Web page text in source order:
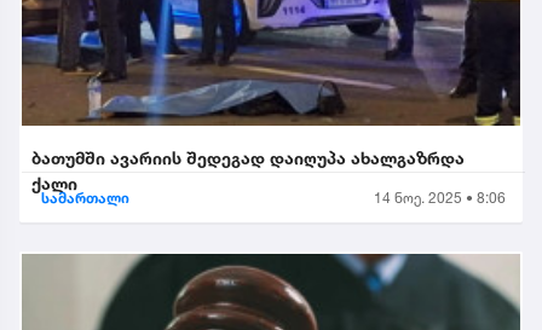
ბათუმში ავარიის შედეგად დაიღუპა ახალგაზრდა
ქალი
სამართალი 14 ნოე. 2025 • 8:06